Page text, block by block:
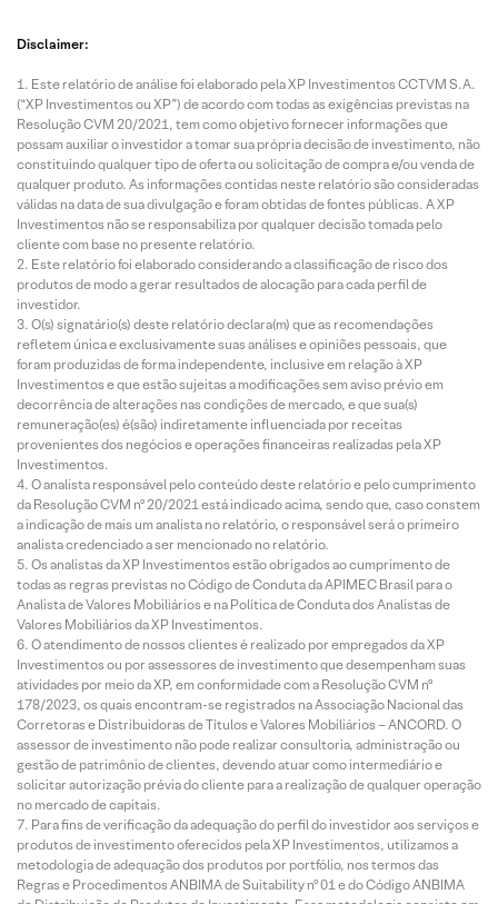
Disclaimer:
Este relatório de análise foi elaborado pela XP Investimentos CCTVM S.A.
(“XP Investimentos ou XP”) de acordo com todas as exigências previstas na
Resolução CVM 20/2021, tem como objetivo fornecer informações que
possam auxiliar o investidor a tomar sua própria decisão de investimento, não
constituindo qualquer tipo de oferta ou solicitação de compra e/ou venda de
qualquer produto. As informações contidas neste relatório são consideradas
válidas na data de sua divulgação e foram obtidas de fontes públicas. A XP
Investimentos não se responsabiliza por qualquer decisão tomada pelo
cliente com base no presente relatório.
Este relatório foi elaborado considerando a classificação de risco dos
produtos de modo a gerar resultados de alocação para cada perfil de
investidor.
O(s) signatário(s) deste relatório declara(m) que as recomendações
refletem única e exclusivamente suas análises e opiniões pessoais, que
foram produzidas de forma independente, inclusive em relação à XP
Investimentos e que estão sujeitas a modificações sem aviso prévio em
decorrência de alterações nas condições de mercado, e que sua(s)
remuneração(es) é(são) indiretamente influenciada por receitas
provenientes dos negócios e operações financeiras realizadas pela XP
Investimentos.
O analista responsável pelo conteúdo deste relatório e pelo cumprimento
da Resolução CVM nº 20/2021 está indicado acima, sendo que, caso constem
a indicação de mais um analista no relatório, o responsável será o primeiro
analista credenciado a ser mencionado no relatório.
Os analistas da XP Investimentos estão obrigados ao cumprimento de
todas as regras previstas no Código de Conduta da APIMEC Brasil para o
Analista de Valores Mobiliários e na Política de Conduta dos Analistas de
Valores Mobiliários da XP Investimentos.
O atendimento de nossos clientes é realizado por empregados da XP
Investimentos ou por assessores de investimento que desempenham suas
atividades por meio da XP, em conformidade com a Resolução CVM nº
178/2023, os quais encontram-se registrados na Associação Nacional das
Corretoras e Distribuidoras de Títulos e Valores Mobiliários – ANCORD. O
assessor de investimento não pode realizar consultoria, administração ou
gestão de patrimônio de clientes, devendo atuar como intermediário e
solicitar autorização prévia do cliente para a realização de qualquer operação
no mercado de capitais.
Para fins de verificação da adequação do perfil do investidor aos serviços e
produtos de investimento oferecidos pela XP Investimentos, utilizamos a
metodologia de adequação dos produtos por portfólio, nos termos das
Regras e Procedimentos ANBIMA de Suitability nº 01 e do Código ANBIMA